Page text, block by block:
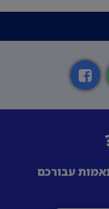
עבורכם